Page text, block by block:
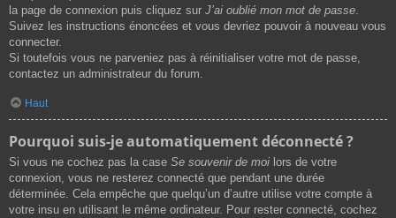
la page de connexion puis cliquez sur J’ai oublié mon mot de passe
Suivez les instructions énoncées et vous devriez pouvoir à nouveau vous
connecter.
Si toutefois vous ne parveniez pas à réinitialiser votre mot de passe,
contactez un administrateur du forum.
Haut
Pourquoi suis-je automatiquement déconnecté ?
Si vous ne cochez pas la case Se souvenir de moi lors de votre
connexion, vous ne resterez connecté que pendant une durée
déterminée. Cela empêche que quelqu’un d’autre utilise votre compte à
votre insu en utilisant le même ordinateur. Pour rester connecté, cochez